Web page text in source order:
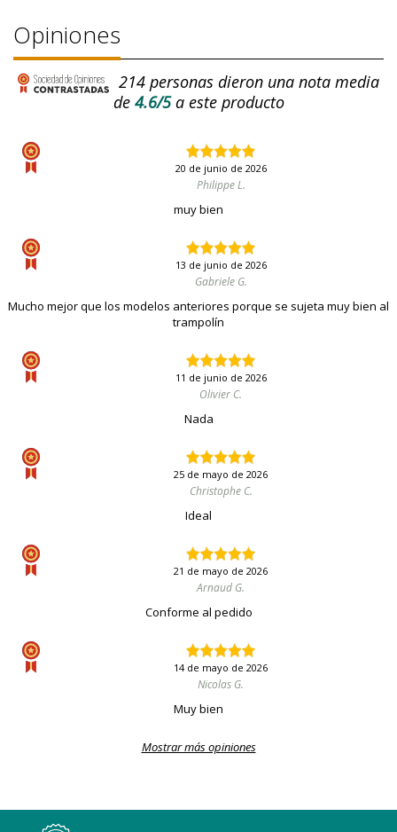
Opiniones
214 personas dieron una nota media
de4.6/5a este producto
20 de junio de 2026
Philippe L.
muy bien
13 de junio de 2026
Gabriele G.
Mucho mejor que los modelos anteriores porque se sujeta muy bien al
trampolín
11 de junio de 2026
Olivier C.
Nada
25 de mayo de 2026
Christophe C.
Ideal
21 de mayo de 2026
Arnaud G.
Conforme al pedido
14 de mayo de 2026
Nicolas G.
Muy bien
Mostrar más opiniones